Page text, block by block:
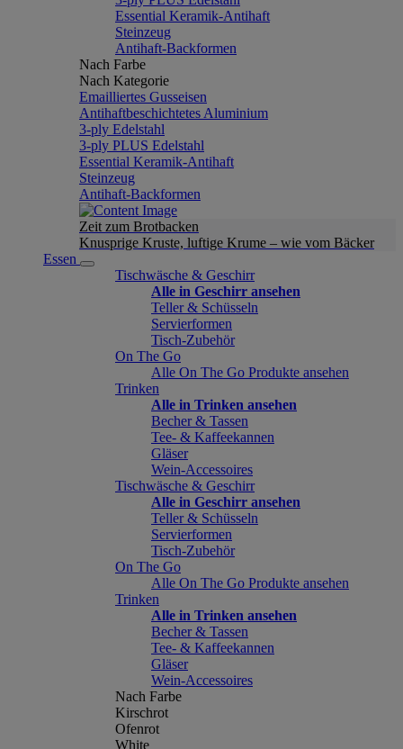
Essential Keramik-Antihaft
Steinzeug
Antihaft-Backformen
Nach Farbe
Nach Kategorie
Emailliertes Gusseisen
Antihaftbeschichtetes Aluminium
3-ply Edelstahl
3-ply PLUS Edelstahl
Essential Keramik-Antihaft
Steinzeug
Antihaft-Backformen
Zeit zum Brotbacken
Knusprige Kruste, luftige Krume – wie vom Bäcker
Essen
Tischwäsche & Geschirr
Alle in Geschirr ansehen
Teller & Schüsseln
Servierformen
Tisch-Zubehör
On The Go
Alle On The Go Produkte ansehen
Trinken
Alle in Trinken ansehen
Becher & Tassen
Tee- & Kaffeekannen
Gläser
Wein-Accessoires
Tischwäsche & Geschirr
Alle in Geschirr ansehen
Teller & Schüsseln
Servierformen
Tisch-Zubehör
On The Go
Alle On The Go Produkte ansehen
Trinken
Alle in Trinken ansehen
Becher & Tassen
Tee- & Kaffeekannen
Gläser
Wein-Accessoires
Nach Farbe
Kirschrot
Ofenrot
White